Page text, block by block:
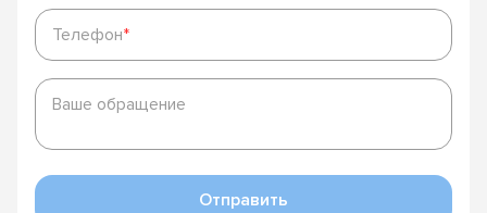
Телефон*
Телефон*
Ваше
обращение
Ваше обращение
Отправить